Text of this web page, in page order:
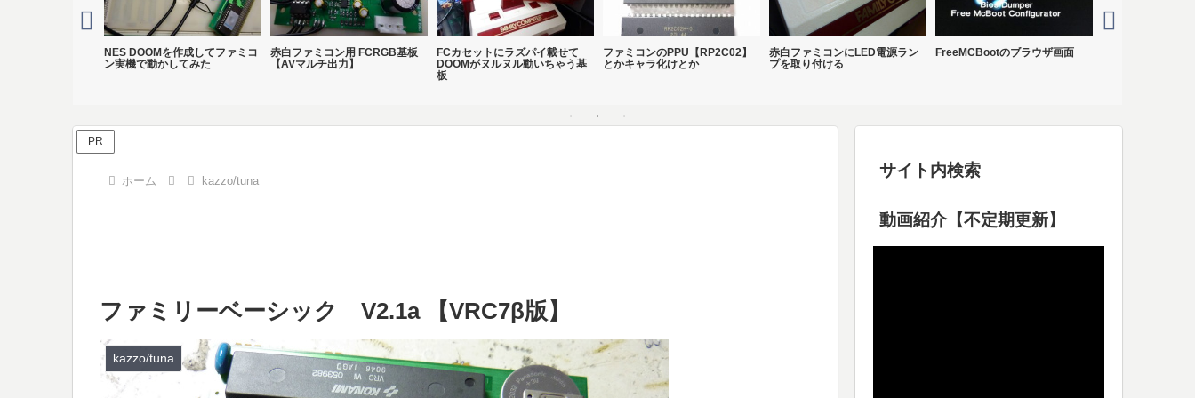
NES DOOMを作成してファミコ
ン実機で動かしてみた
赤白ファミコン用 FCRGB基板
【AVマルチ出力】
FCカセットにラズパイ載せて
DOOMがヌルヌル動いちゃう基
板
ファミコンのPPU【RP2C02】
とかキャラ化けとか
赤白ファミコンにLED電源ラン
プを取り付ける
FreeMCBootのブラウザ画面
PR
ホーム kazzo/tuna
ファミリーベーシック V2.1a 【VRC7β版】
kazzo/tuna
サイト内検索
動画紹介【不定期更新】